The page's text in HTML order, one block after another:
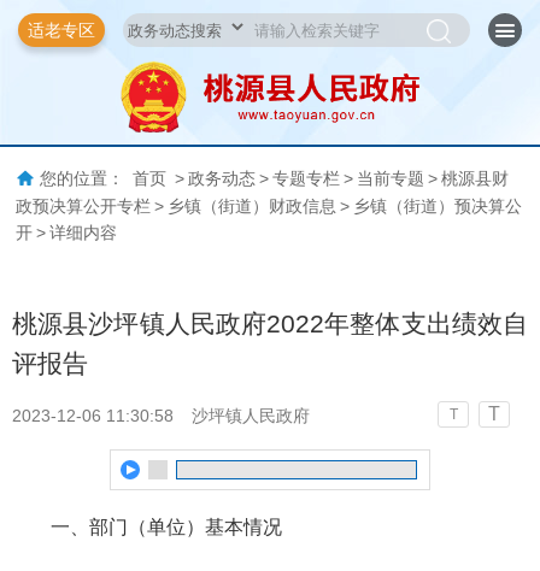
适老专区
您的位置： 首页 > 政务动态 > 专题专栏 > 当前专题 > 桃源县财
政预决算公开专栏 > 乡镇（街道）财政信息 > 乡镇（街道）预决算公
开 > 详细内容
桃源县沙坪镇人民政府2022年整体支出绩效自
评报告
2023-12-06 11:30:58 沙坪镇人民政府 T T
一、部门（单位）基本情况